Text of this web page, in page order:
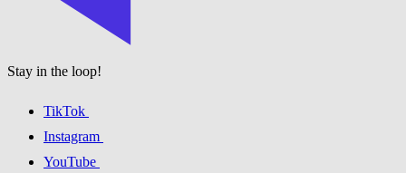
Stay in the loop!
TikTok
Instagram
YouTube